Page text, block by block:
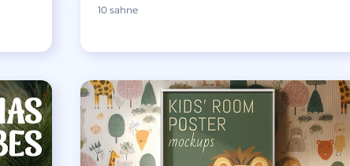
10 sahne